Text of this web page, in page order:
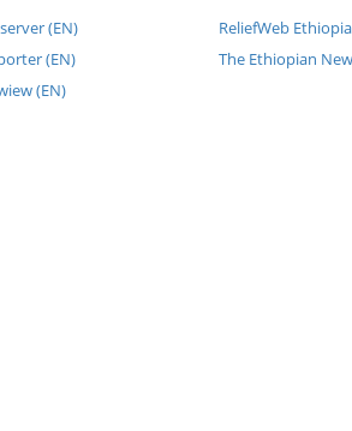
(EN)
(EN)
(EN)
ReliefWeb
The Ethiopian